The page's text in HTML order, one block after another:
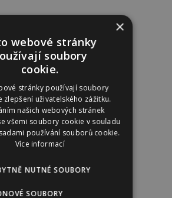
×
webové stránky
soubory
cookie.
stránky používají soubory
zlepšení uživatelského zážitku.
našich webových stránek
všemi soubory cookie v souladu
používání souborů cookie.
Více informací
NUTNÉ SOUBORY
SOUBORY